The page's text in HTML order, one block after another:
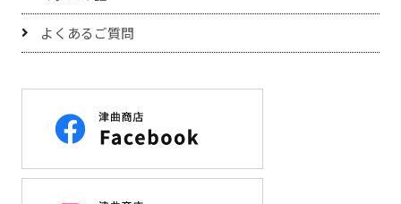
よくあるご質問